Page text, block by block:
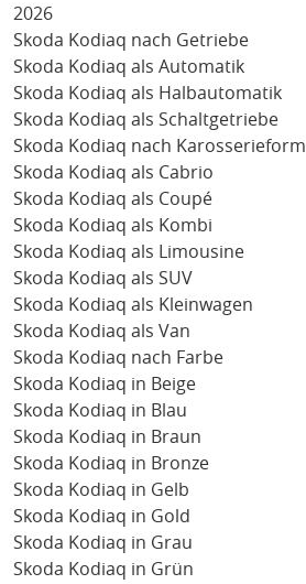
2026
Skoda Kodiaq nach Getriebe
Skoda Kodiaq als Automatik
Skoda Kodiaq als Halbautomatik
Skoda Kodiaq als Schaltgetriebe
Skoda Kodiaq nach Karosserieform
Skoda Kodiaq als Cabrio
Skoda Kodiaq als Coupé
Skoda Kodiaq als Kombi
Skoda Kodiaq als Limousine
Skoda Kodiaq als SUV
Skoda Kodiaq als Kleinwagen
Skoda Kodiaq als Van
Skoda Kodiaq nach Farbe
Skoda Kodiaq in Beige
Skoda Kodiaq in Blau
Skoda Kodiaq in Braun
Skoda Kodiaq in Bronze
Skoda Kodiaq in Gelb
Skoda Kodiaq in Gold
Skoda Kodiaq in Grau
Skoda Kodiaq in Grün